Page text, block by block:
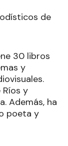
de
30 libros
y
y
Además, ha
poeta y